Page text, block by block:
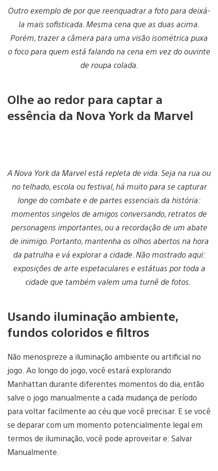
Outro exemplo de por que reenquadrar a foto para deixá-
la mais sofisticada. Mesma cena que as duas acima.
Porém, trazer a câmera para uma visão isométrica puxa
o foco para quem está falando na cena em vez do ouvinte
de roupa colada.
Olhe ao redor para captar a
essência da Nova York da Marvel
A Nova York da Marvel está repleta de vida. Seja na rua ou
no telhado, escola ou festival, há muito para se capturar
longe do combate e de partes essenciais da história:
momentos singelos de amigos conversando, retratos de
personagens importantes, ou a recordação de um abate
de inimigo. Portanto, mantenha os olhos abertos na hora
da patrulha e vá explorar a cidade. Não mostrado aqui:
exposições de arte espetaculares e estátuas por toda a
cidade que também valem uma turnê de fotos.
Usando iluminação ambiente,
fundos coloridos e filtros
Não menospreze a iluminação ambiente ou artificial no
jogo. Ao longo do jogo, você estará explorando
Manhattan durante diferentes momentos do dia, então
salve o jogo manualmente a cada mudança de período
para voltar facilmente ao céu que você precisar. E se você
se deparar com um momento potencialmente legal em
termos de iluminação, você pode aproveitar e: Salvar
Manualmente.